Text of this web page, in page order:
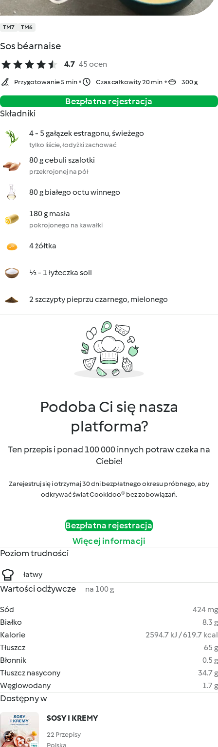
TM7 TM6
Sos béarnaise
4.7 45 ocen
Przygotowanie 5 min Czas całkowity 20 min 300 g
Bezpłatna rejestracja
Składniki
4 - 5 gałązek estragonu, świeżego
tylko liście, łodyżki zachować
80 g cebuli szalotki
przekrojonej na pół
80 g białego octu winnego
180 g masła
pokrojonego na kawałki
4 żółtka
½ - 1 łyżeczka soli
2 szczypty pieprzu czarnego, mielonego
Podoba Ci się nasza
platforma?
Ten przepis i ponad 100 000 innych potraw czeka na
Ciebie!
Zarejestruj się i otrzymaj 30 dni bezpłatnego okresu próbnego, aby
odkrywać świat Cookidoo® bez zobowiązań.
Bezpłatna rejestracja
Więcej informacji
Poziom trudności
łatwy
Wartości odżywcze na 100 g
Sód
424 mg
Białko
8.3 g
Kalorie
2594.7 kJ / 619.7 kcal
Tłuszcz
65 g
Błonnik
0.5 g
Tłuszcz nasycony
34.7 g
Węglowodany
1.7 g
Dostępny w
SOSY I KREMY
22 Przepisy
Polska